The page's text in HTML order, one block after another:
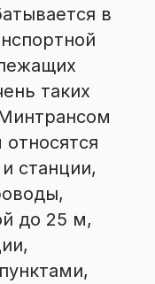
в
таких
станции,
до 25 м,